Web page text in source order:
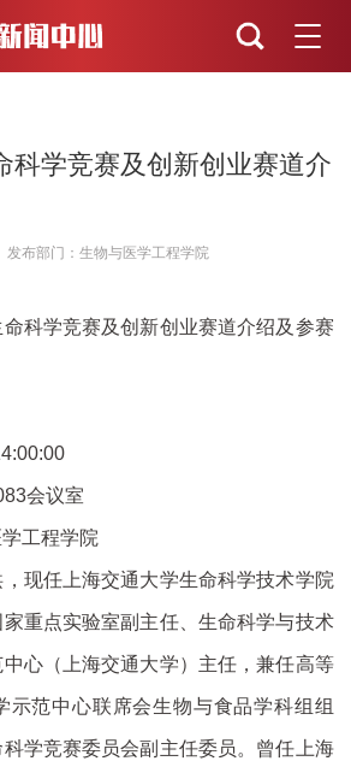
科学竞赛及创新创业赛道介
发布部门：生物与医学工程学院
科学竞赛及创新创业赛道介绍及参赛
会议室
工程学院
现任上海交通大学生命科学技术学院
重点实验室副主任、生命科学与技术
心（上海交通大学）主任，兼任高等
示范中心联席会生物与食品学科组组
学竞赛委员会副主任委员。 曾任上海